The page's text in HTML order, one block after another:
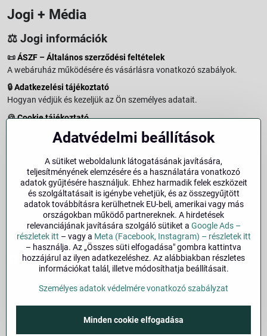
Jogi + Média
⚖️ Jogi információk
📜ÁSZF – Általános szerződési feltételek
A webáruház működésére és vásárlásra vonatkozó szabályok.
🔒Adatkezelési tájékoztató
Hogyan védjük és kezeljük az Ön személyes adatait.
🍪Cookie tájékoztató
A weboldalon használt sütikről és adatkezelésről.
Vásárlástól való elállás menete és feltételei.
Elállás a szerződéstől
Impresszum
Üzemeltetői adatok és jogi tudnivalók.
🔐Biztonság
Facebook Instagram
Adatvédelmi beállítások
Személyes adatok védelmére vonatkozó szabályzat
A megrendelés állapota
Adatvédelmi beállítások
A sütiket weboldalunk látogatásának javítására,
teljesítményének elemzésére és a használatára vonatkozó
adatok gyűjtésére használjuk. Ehhez harmadik felek eszközeit
és szolgáltatásait is igénybe vehetjük, és az összegyűjtött
adatok továbbításra kerülhetnek EU-beli, amerikai vagy más
országokban működő partnereknek. A hirdetések
relevanciájának javítására szolgáló sütiket a Google Ads –
részletek itt – vagy a Meta (Facebook, Instagram) – részletek itt
– használja. Az „Összes süti elfogadása" gombra kattintva
hozzájárul az ilyen adatkezeléshez. Az alábbiakban részletes
információkat talál, illetve módosíthatja beállításait.
Személyes adatok védelmére vonatkozó szabályzat
Minden cookie elfogadása